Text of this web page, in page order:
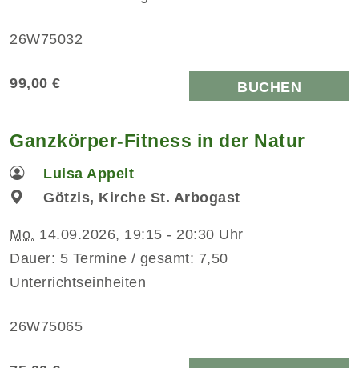
26W75032
99,00 € BUCHEN
Ganzkörper-Fitness in der Natur
Luisa Appelt
Götzis, Kirche St. Arbogast
Mo. 14.09.2026, 19:15 - 20:30 Uhr
Dauer: 5 Termine / gesamt: 7,50
Unterrichtseinheiten
26W75065